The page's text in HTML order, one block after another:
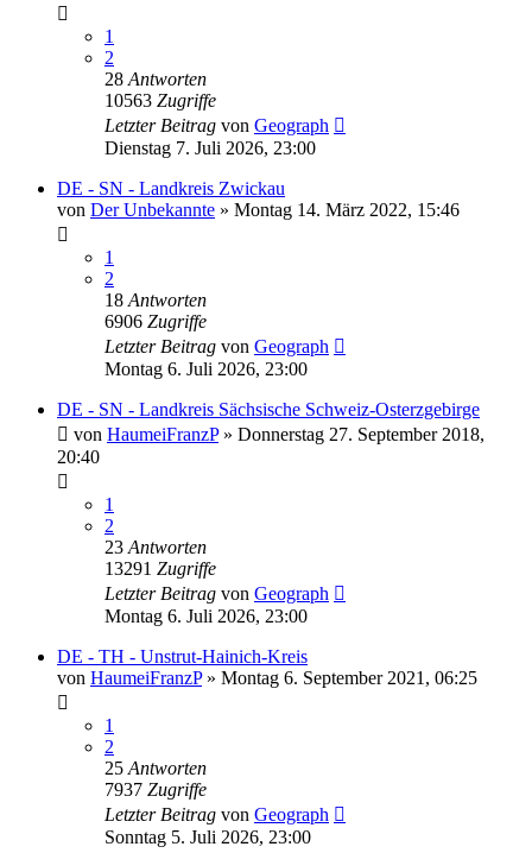
1
2
28 Antworten
10563 Zugriffe
Letzter Beitrag von Geograph
Dienstag 7. Juli 2026, 23:00
DE - SN - Landkreis Zwickau
von Der Unbekannte » Montag 14. März 2022, 15:46
1
2
18 Antworten
6906 Zugriffe
Letzter Beitrag von Geograph
Montag 6. Juli 2026, 23:00
DE - SN - Landkreis Sächsische Schweiz-Osterzgebirge
von HaumeiFranzP» Donnerstag 27. September 2018,
20:40
1
2
23 Antworten
13291 Zugriffe
Letzter Beitrag von Geograph
Montag 6. Juli 2026, 23:00
DE - TH - Unstrut-Hainich-Kreis
von HaumeiFranzP» Montag 6. September 2021, 06:25
1
2
25 Antworten
7937 Zugriffe
Letzter Beitrag von Geograph
Sonntag 5. Juli 2026, 23:00